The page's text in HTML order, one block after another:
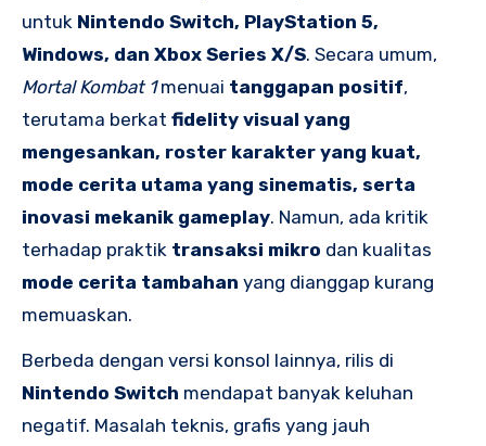
untuk Nintendo Switch, PlayStation 5,
Windows, dan Xbox Series X/S. Secara umum,
Mortal Kombat 1menuai tanggapan positif,
terutama berkat fidelity visual yang
mengesankan, roster karakter yang kuat,
mode cerita utama yang sinematis, serta
inovasi mekanik gameplay. Namun, ada kritik
terhadap praktik transaksi mikro dan kualitas
mode cerita tambahan yang dianggap kurang
memuaskan.
Berbeda dengan versi konsol lainnya, rilis di
Nintendo Switch mendapat banyak keluhan
negatif. Masalah teknis, grafis yang jauh